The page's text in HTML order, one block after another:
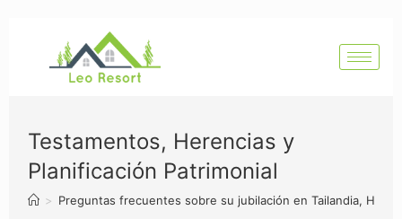
Testamentos, Herencias y
Planificación Patrimonial
> Preguntas frecuentes sobre su jubilación en Tailandia, Hua